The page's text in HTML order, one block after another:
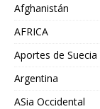
Afghanistán
AFRICA
Aportes de Suecia
Argentina
ASia Occidental